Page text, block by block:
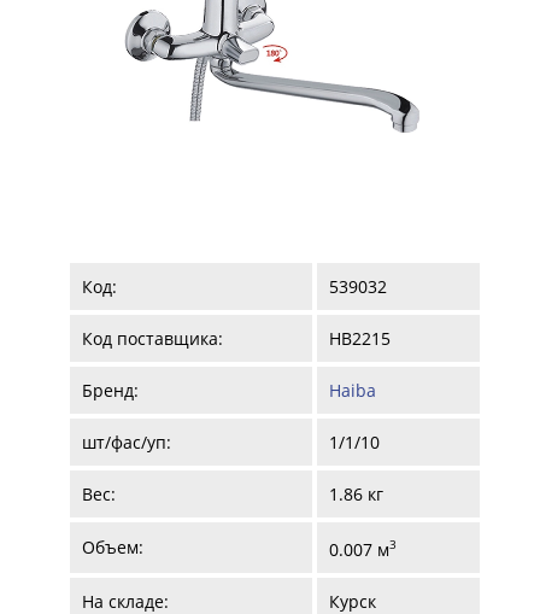
Код: 539032
Код поставщика: HB2215
Бренд: Haiba
шт/фас/уп: 1/1/10
Вес: 1.86 кг
Объем: 0.007 м3
На складе: Курск